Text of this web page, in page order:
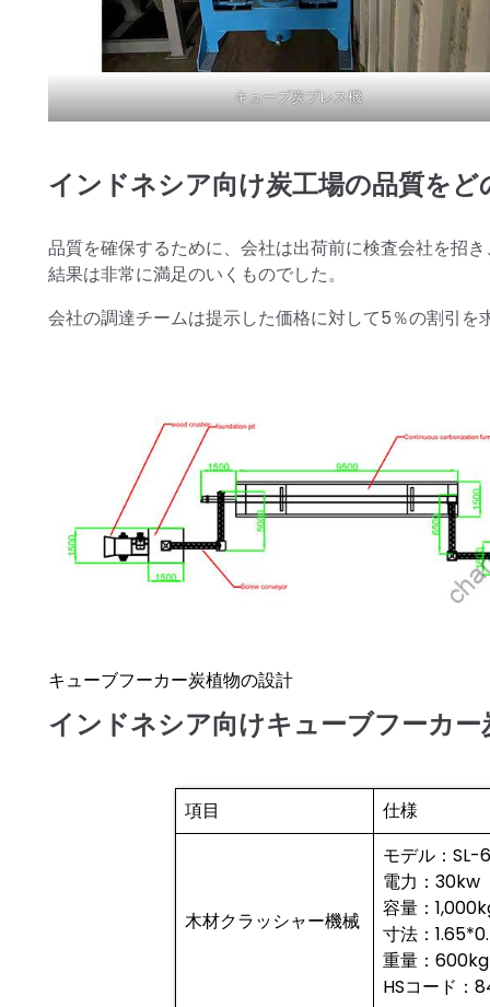
キューブ炭プレス機
インドネシア向け炭工場の品質を
品質を確保するために、会社は出荷前に検査会社を招
結果は非常に満足のいくものでした。
会社の調達チームは提示した価格に対して5％の割引
キューブフーカー炭植物の設計
インドネシア向けキューブフーカ
項目 仕様
木材クラッシャー機械
モデル：SL-
電力：30kw
容量：
寸法：
重量：600kg
HSコード